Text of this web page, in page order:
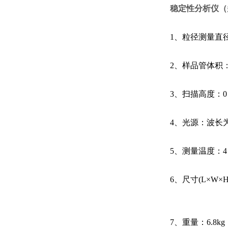
稳定性分析仪（
1、粒径测量直
2、样品管体积
3、扫描高
4、光源：波长
5、测量温度：4
6、尺寸
130 mm ×
7、重量：6.8kg